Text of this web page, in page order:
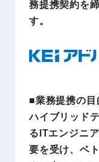
務提携契約を
す。
■業務提携の目
ハイブリッド
るITエンジニ
要を受け、ベ